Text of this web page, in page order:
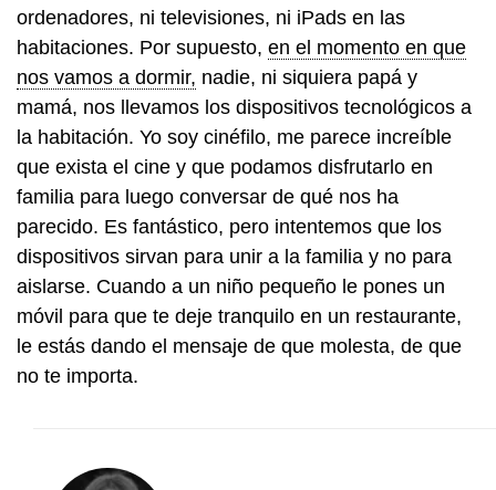
ordenadores, ni televisiones, ni iPads en las
habitaciones. Por supuesto, en el momento en que
nos vamos a dormir, nadie, ni siquiera papá y
mamá, nos llevamos los dispositivos tecnológicos a
la habitación. Yo soy cinéfilo, me parece increíble
que exista el cine y que podamos disfrutarlo en
familia para luego conversar de qué nos ha
parecido. Es fantástico, pero intentemos que los
dispositivos sirvan para unir a la familia y no para
aislarse. Cuando a un niño pequeño le pones un
móvil para que te deje tranquilo en un restaurante,
le estás dando el mensaje de que molesta, de que
no te importa.